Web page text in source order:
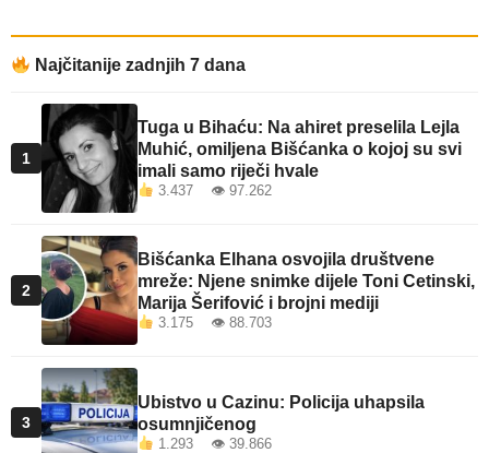
Najčitanije zadnjih 7 dana
1
Tuga u Bihaću: Na ahiret preselila Lejla
Muhić, omiljena Bišćanka o kojoj su svi
imali samo riječi hvale
3.437 👁 97.262
2
Bišćanka Elhana osvojila društvene
mreže: Njene snimke dijele Toni Cetinski,
Marija Šerifović i brojni mediji
3.175 👁 88.703
3
Ubistvo u Cazinu: Policija uhapsila
osumnjičenog
1.293 👁 39.866